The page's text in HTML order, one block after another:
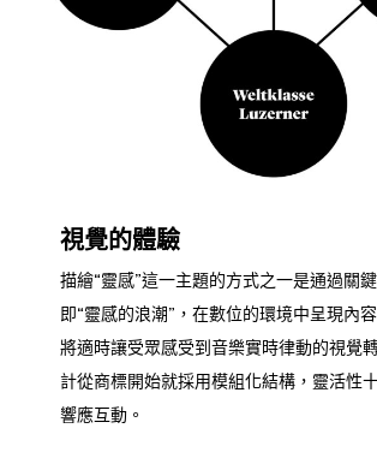
視覺的體驗
描繪“靈感”這一主題的方式之一是通過關
即“靈感的浪潮”，在數位的環境中呈現內
將適時讓受眾感受到音樂實時律動的視覺
計從商標開始就採用模組化結構，靈活性
響應互動。